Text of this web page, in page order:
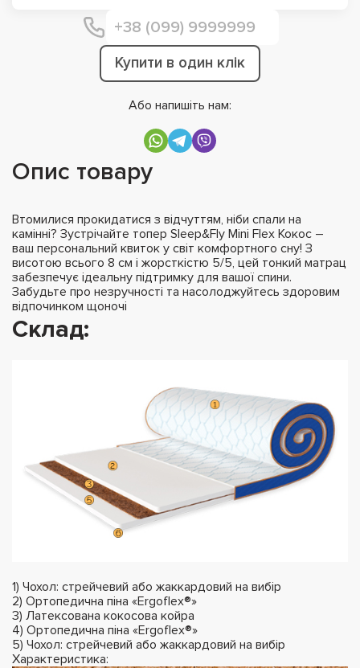
Купити в один клік
Або напишіть нам:
Опис товару
Втомилися прокидатися з відчуттям, ніби спали на
камінні? Зустрічайте топер Sleep&Fly Mini Flex Кокос –
ваш персональний квиток у світ комфортного сну! З
висотою всього 8 см і жорсткістю 5/5, цей тонкий матрац
забезпечує ідеальну підтримку для вашої спини.
Забудьте про незручності та насолоджуйтесь здоровим
відпочинком щоночі
Склад:
1) Чохол: стрейчевий або жаккардовий на вибір
2) Ортопедична піна «Ergoflex®»
3) Латексована кокосова койра
4) Ортопедична піна «Ergoflex®»
5) Чохол: стрейчевий або жаккардовий на вибір
Характеристика: